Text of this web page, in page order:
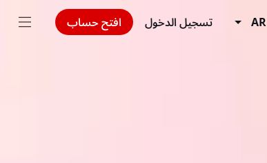
AR تسجيل الدخول افتح حساب